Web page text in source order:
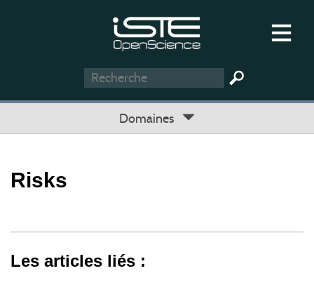
Domaines
Risks
Les articles liés :